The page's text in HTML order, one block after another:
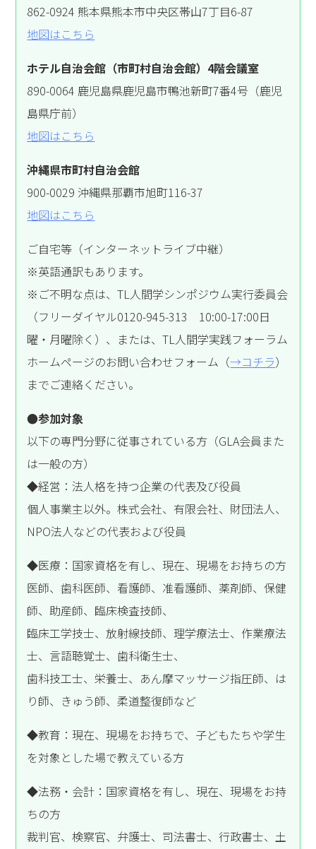
862-0924 熊本県熊本市中央区帯山7丁目6-87
地図はこちら
ホテル自治会館（市町村自治会館）4階会議室
890-0064 鹿児島県鹿児島市鴨池新町7番4号（鹿児
島県庁前）
地図はこちら
沖縄県市町村自治会館
900-0029 沖縄県那覇市旭町116-37
地図はこちら
ご自宅等（インターネットライブ中継）
※英語通訳もあります。
※ご不明な点は、TL人間学シンポジウム実行委員会
（フリーダイヤル0120-945-313 10:00-17:00日
曜・月曜除く）、または、TL人間学実践フォーラム
ホームページのお問い合わせフォーム（→コチラ）
までご連絡ください。
●参加対象
以下の専門分野に従事されている方（GLA会員また
は一般の方）
◆経営：法人格を持つ企業の代表及び役員
個人事業主以外。株式会社、有限会社、財団法人、
NPO法人などの代表および役員
◆医療：国家資格を有し、現在、現場をお持ちの方
医師、歯科医師、看護師、准看護師、薬剤師、保健
師、助産師、臨床検査技師、
臨床工学技士、放射線技師、理学療法士、作業療法
士、言語聴覚士、歯科衛生士、
歯科技工士、栄養士、あん摩マッサージ指圧師、は
り師、きゅう師、柔道整復師など
◆教育：現在、現場をお持ちで、子どもたちや学生
を対象とした場で教えている方
◆法務・会計：国家資格を有し、現在、現場をお持
ちの方
裁判官、検察官、弁護士、司法書士、行政書士、土